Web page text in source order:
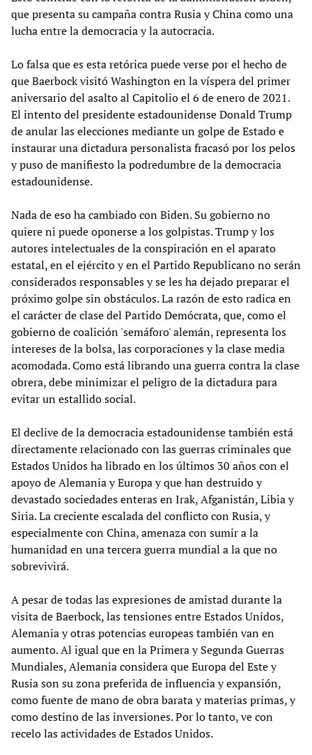
que presenta su campaña contra Rusia y China como una
lucha entre la democracia y la autocracia.
Lo falsa que es esta retórica puede verse por el hecho de
que Baerbock visitó Washington en la víspera del primer
aniversario del asalto al Capitolio el 6 de enero de 2021.
El intento del presidente estadounidense Donald Trump
de anular las elecciones mediante un golpe de Estado e
instaurar una dictadura personalista fracasó por los pelos
y puso de manifiesto la podredumbre de la democracia
estadounidense.
Nada de eso ha cambiado con Biden. Su gobierno no
quiere ni puede oponerse a los golpistas. Trump y los
autores intelectuales de la conspiración en el aparato
estatal, en el ejército y en el Partido Republicano no serán
considerados responsables y se les ha dejado preparar el
próximo golpe sin obstáculos. La razón de esto radica en
el carácter de clase del Partido Demócrata, que, como el
gobierno de coalición 'semáforo' alemán, representa los
intereses de la bolsa, las corporaciones y la clase media
acomodada. Como está librando una guerra contra la clase
obrera, debe minimizar el peligro de la dictadura para
evitar un estallido social.
El declive de la democracia estadounidense también está
directamente relacionado con las guerras criminales que
Estados Unidos ha librado en los últimos 30 años con el
apoyo de Alemania y Europa y que han destruido y
devastado sociedades enteras en Irak, Afganistán, Libia y
Siria. La creciente escalada del conflicto con Rusia, y
especialmente con China, amenaza con sumir a la
humanidad en una tercera guerra mundial a la que no
sobrevivirá.
A pesar de todas las expresiones de amistad durante la
visita de Baerbock, las tensiones entre Estados Unidos,
Alemania y otras potencias europeas también van en
aumento. Al igual que en la Primera y Segunda Guerras
Mundiales, Alemania considera que Europa del Este y
Rusia son su zona preferida de influencia y expansión,
como fuente de mano de obra barata y materias primas, y
como destino de las inversiones. Por lo tanto, ve con
recelo las actividades de Estados Unidos.